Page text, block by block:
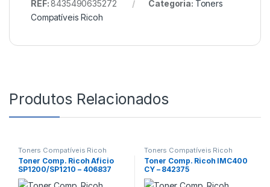
REF:8435490635272 Categoria: Toners
Compatíveis Ricoh
Produtos Relacionados
Toners Compatíveis Ricoh
Toner Comp. Ricoh Aficio
SP1200/SP1210 – 406837
(TN2120)
Toners Compatíveis Ricoh
Toner Comp. Ricoh IMC400
CY – 842375